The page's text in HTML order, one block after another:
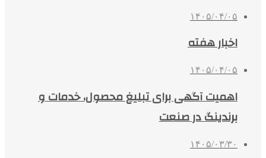
۱۴۰۵/۰۴/۰۵
اخبار هفته
۱۴۰۵/۰۴/۰۵
اهمیت آگهی برای تبلیغ محصول، خدمات و
برندینگ در صنعت
۱۴۰۵/۰۳/۳۰